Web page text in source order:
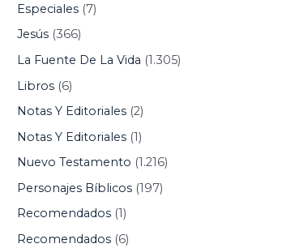
Especiales(7)
Jesús(366)
La Fuente De La Vida (1.305)
Libros(6)
Notas Y Editoriales(2)
Notas Y Editoriales(1)
Nuevo Testamento (1.216)
Personajes Bíblicos(197)
Recomendados(1)
Recomendados(6)